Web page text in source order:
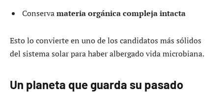
Conservamateria orgánica compleja intacta
Esto lo convierte en uno de los candidatos más sólidos
del sistema solar para haber albergado vida microbiana.
Un planeta que guarda su pasado